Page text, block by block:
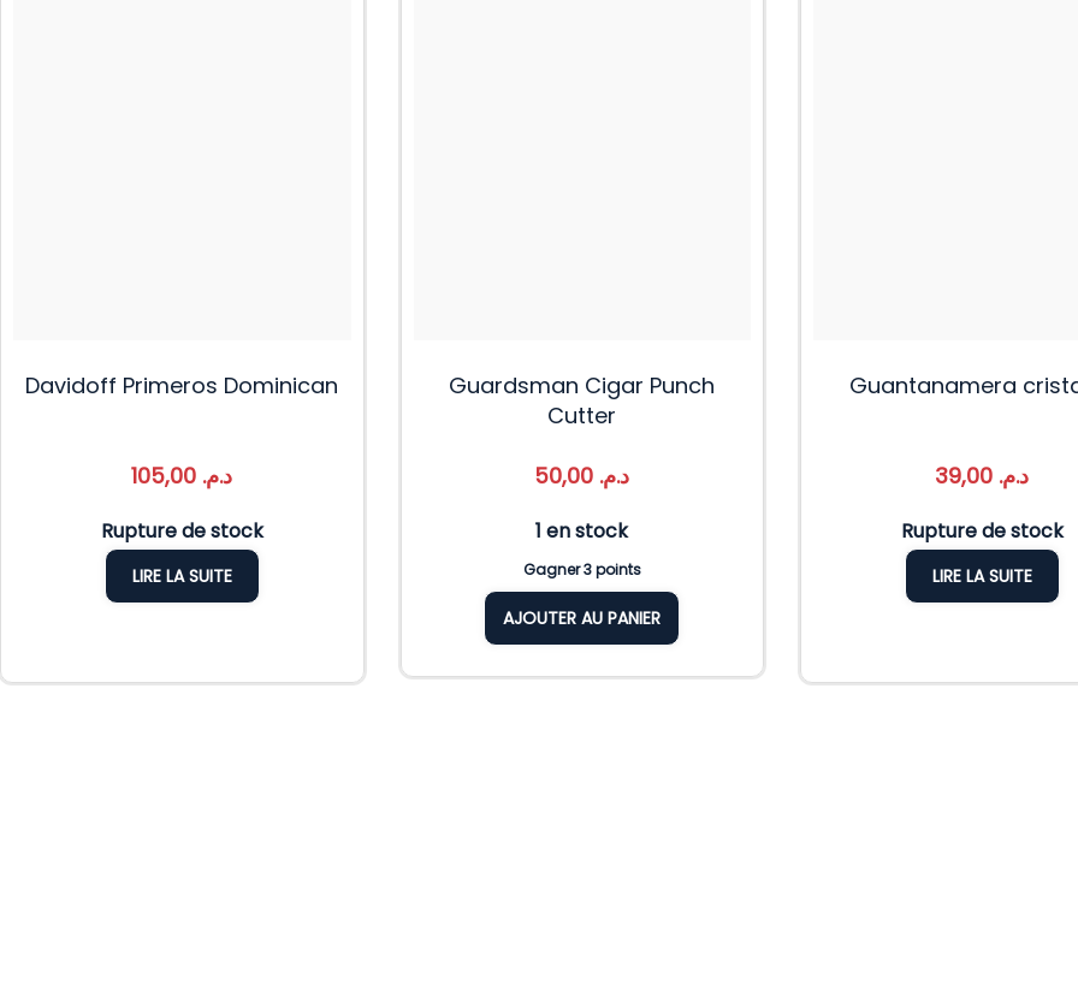
Davidoff Primeros Dominican
د.م.
Rupture de stock
LIRE LA SUITE
Guardsman Cigar Punch
Cutter
د.م.
1 en stock
Gagner 3 points
AJOUTER AU PANIER
Guantanamera
د.م.
Rupture de stock
LIRE LA SUITE